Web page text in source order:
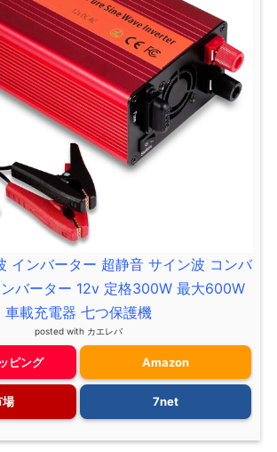
インバーター 超静音 サイン波 コンバ
バーター 12v 定格300W 最大600W
車載充電器 七つ保護機
posted with カエレバ
ピング Amazon
場 7net